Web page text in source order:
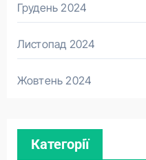
Грудень 2024
Листопад 2024
Жовтень 2024
Категорії